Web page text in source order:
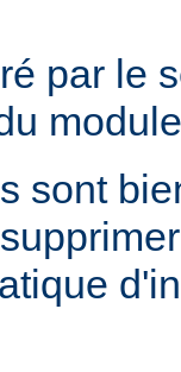
par le
sont